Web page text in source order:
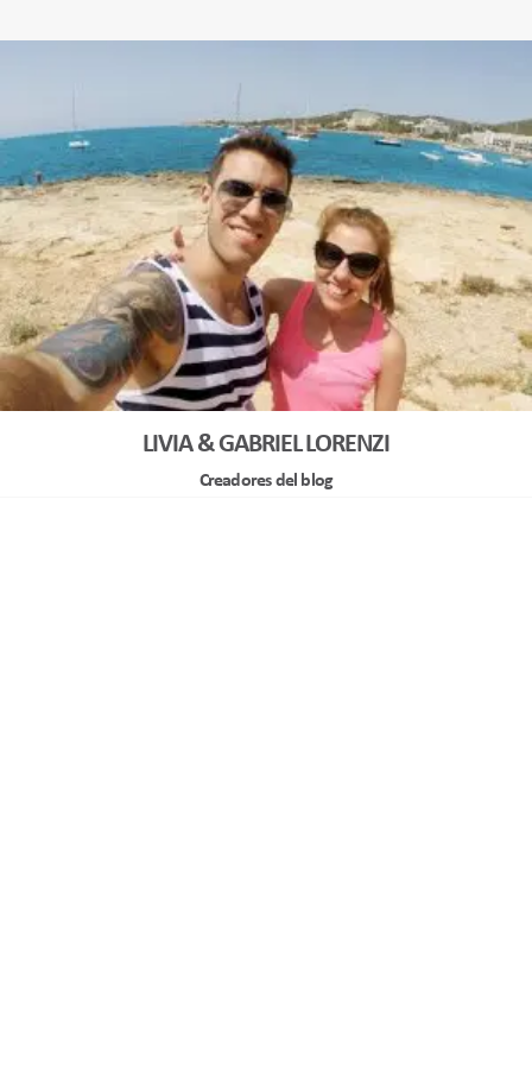
LIVIA & GABRIEL LORENZI
Creadores del blog